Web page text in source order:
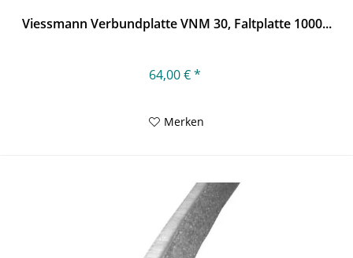
Viessmann Verbundplatte VNM 30, Faltplatte 1000...
64,00 € *
Merken